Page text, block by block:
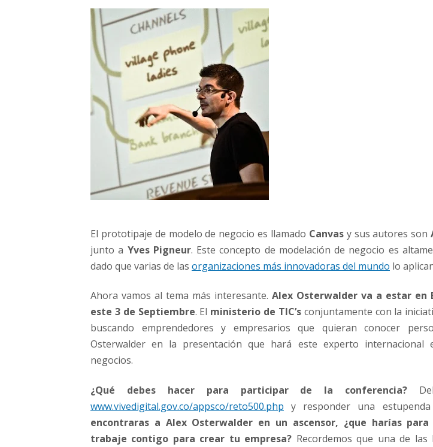
e
l
m
u
o
El prototipaje de modelo de negocio es llamado Canvasy sus autores son
junto a Yves Pigneur. Este concepto de modelación de negocio es
dado que varias de las organizaciones más innovadoras del mundo lo
Ahora vamos al tema más interesante. Alex Osterwalder va a estar en
este 3 de Septiembre. El ministerio de TIC’sconjuntamente con la
buscando emprendedores y empresarios que quieran conocer
Osterwalder en la presentación que hará este experto internacional
negocios.
¿Qué debes hacer para participar de la conferencia?
www.vivedigital.gov.co/appsco/reto500.php y responder una
encontraras a Alex Osterwalder en un ascensor, ¿que harías para
trabaje contigo para crear tu empresa? Recordemos que una de las